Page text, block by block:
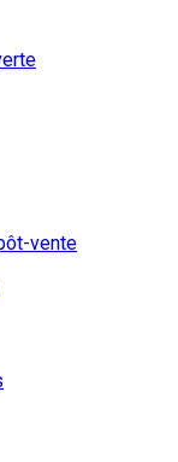
vente